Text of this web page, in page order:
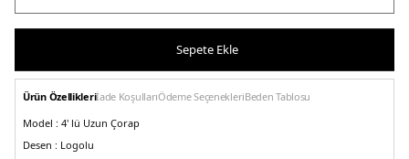
Sepete Ekle
Ürün Özellikleriİade KoşullarıÖdeme SeçenekleriBeden Tablosu
Model : 4' lü Uzun Çorap
Desen : Logolu